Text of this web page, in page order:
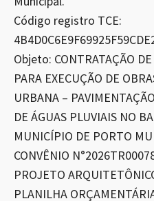
Código registro TCE:
Objeto: CONTRATAÇÃO
PARA EXECUÇÃO DE
URBANA –
DE ÁGUAS PLUVIAIS NO
MUNICÍPIO DE PORTO
CONVÊNIO
PROJETO
PLANILHA